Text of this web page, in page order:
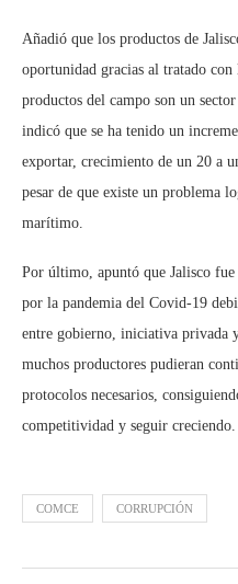
Añadió que los productos de
oportunidad gracias al tratado
productos del campo son un
indicó que se ha tenido un
exportar, crecimiento de un 20 a
pesar de que existe un problema
marítimo.
Por último, apuntó que Jalisco fue
por la pandemia del Covid-19
entre gobierno, iniciativa privada
muchos productores pudieran
protocolos necesarios,
competitividad y seguir creciendo.
COMCE CORRUPCIÓN